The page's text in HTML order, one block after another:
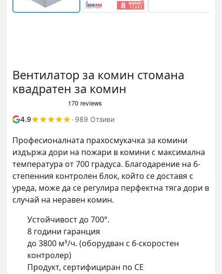
Вентилатор за комин стомана
квадратен за комин
4.9 •989 Отзиви
Професионалната прахосмукачка за комини
издържа дори на пожари в комини с максимална
температура от 700 градуса. Благодарение на 6-
степенния контролен блок, който се доставя с
уреда, може да се регулира перфектна тяга дори в
случай на неравен комин.
Устойчивост до 700°.
8 години гаранция
до 3800 м³/ч. (оборудван с 6-скоростен
контролер)
Продукт, сертифициран по CE